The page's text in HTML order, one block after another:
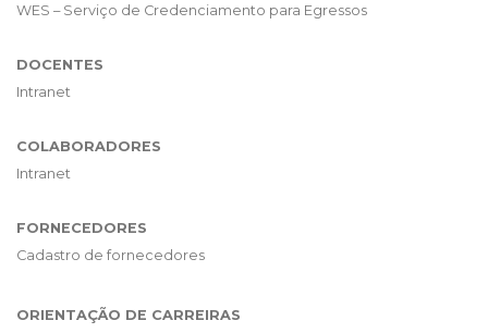
WES – Serviço de Credenciamento para Egressos
DOCENTES
Intranet
COLABORADORES
Intranet
FORNECEDORES
Cadastro de fornecedores
ORIENTAÇÃO DE CARREIRAS